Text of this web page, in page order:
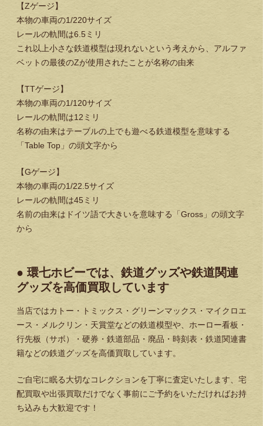
【Zゲージ】
本物の車両の1/220サイズ
レールの軌間は6.5ミリ
これ以上小さな鉄道模型は現れないという考えから、アルファ
ベットの最後のZが使用されたことが名称の由来
【TTゲージ】
本物の車両の1/120サイズ
レールの軌間は12ミリ
名称の由来はテーブルの上でも遊べる鉄道模型を意味する
「Table Top」の頭文字から
【Gゲージ】
本物の車両の1/22.5サイズ
レールの軌間は45ミリ
名前の由来はドイツ語で大きいを意味する「Gross」の頭文字
から
● 環七ホビーでは、鉄道グッズや鉄道関連
グッズを高価買取しています
当店ではカトー・トミックス・グリーンマックス・マイクロエ
ース・メルクリン・天賞堂などの鉄道模型や、ホーロー看板・
行先板（サボ）・硬券・鉄道部品・廃品・時刻表・鉄道関連書
籍などの鉄道グッズを高価買取しています。
ご自宅に眠る大切なコレクションを丁寧に査定いたします、宅
配買取や出張買取だけでなく事前にご予約をいただければお持
ち込みも大歓迎です！